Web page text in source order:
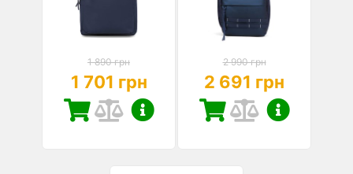
1 890 грн
1 701 грн
2 990 грн
2 691 грн